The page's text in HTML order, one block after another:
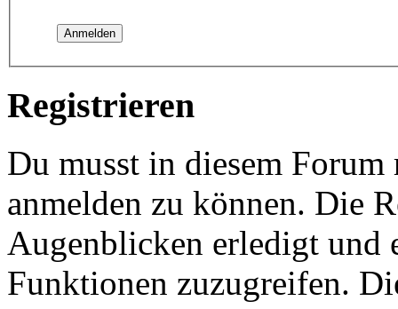
Registrieren
Du musst in diesem
anmelden zu können. Die
Augenblicken erledigt und
Funktionen zuzugreifen.